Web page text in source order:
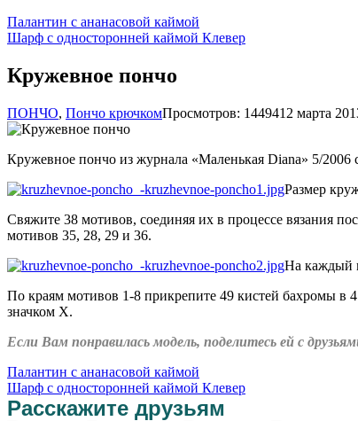
Палантин с ананасовой каймой
Шарф с односторонней каймой Клевер
Кружевное пончо
ПОНЧО, Пончо крючкомПросмотров: 1449412 марта
Кружевное пончо из журнала «Маленькая Diana» 5/
Размер
Свяжите 38 мотивов, соединяя их в процессе вязания
мотивов 35, 28, 29 и 36.
На каждый
По краям мотивов 1-8 прикрепите 49 кистей бахромы в
значком Х.
Если Вам понравилась модель, поделитесь ей с
Палантин с ананасовой каймой
Шарф с односторонней каймой Клевер
Расскажите друзьям